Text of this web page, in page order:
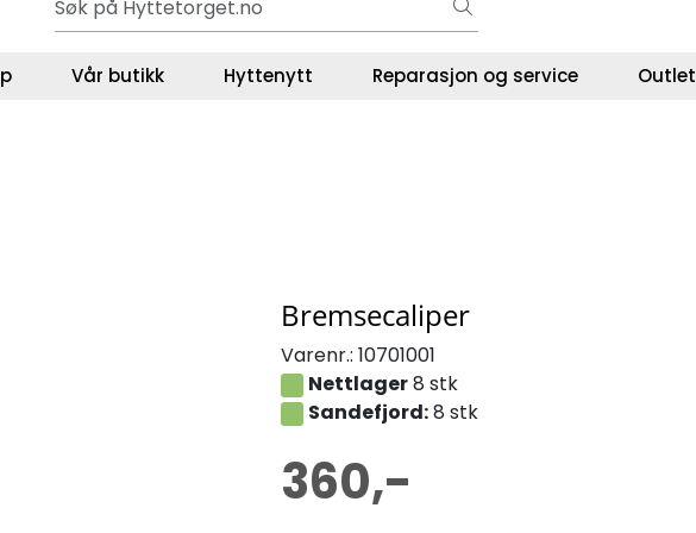
Gavekort - Gaven som ALLTID funker!
Kundeservice
Vår butikk Hyttenytt Reparasjon og service Outlet
Bremsecaliper
Varenr.: 10701001
Nettlager8 stk
Sandefjord:8 stk
360,-